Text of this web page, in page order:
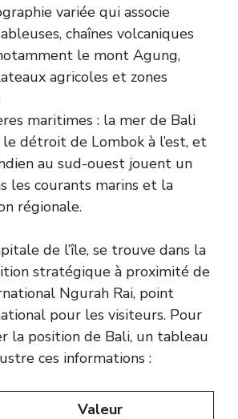
variée qui associe
chaînes volcaniques
le mont Agung,
agricoles et zones
maritimes : la mer de Bali
le détroit de Lombok à l’est, et
au sud-ouest jouent un
les courants marins et la
régionale.
de l’île, se trouve dans la
stratégique à proximité de
Ngurah Rai, point
pour les visiteurs. Pour
la position de Bali, un tableau
ces informations :
Valeur